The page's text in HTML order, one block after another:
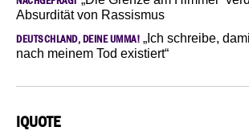
Absurdität von Rassismus
DEUTSCHLAND, DEINE UMMA! „Ich schreibe,
nach meinem Tod existiert“
IQUOTE